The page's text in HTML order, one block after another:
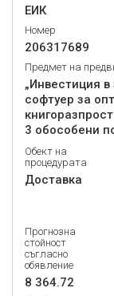
ЕИК
Номер
206317689
Предмет на
„Инвестиция
софтуер за
3 обособени
Обект на
процедурата
Доставка
Прогнозна
стойност
съгласно
обявление
8 364.72